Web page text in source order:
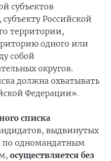
субъектов
Российской
территории,
одного или
собой
округов.
должна охватывать
Федерации».
списка
выдвинутых
по одномандатным
осуществляется без